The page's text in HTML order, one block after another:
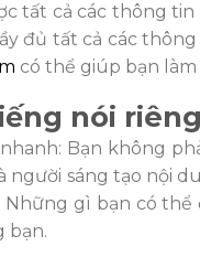
tất cả các thông
đủ tất cả các
có thể giúp bạn làm
nói
Bạn không
người sáng tạo nội
Những gì bạn có thể
bạn.